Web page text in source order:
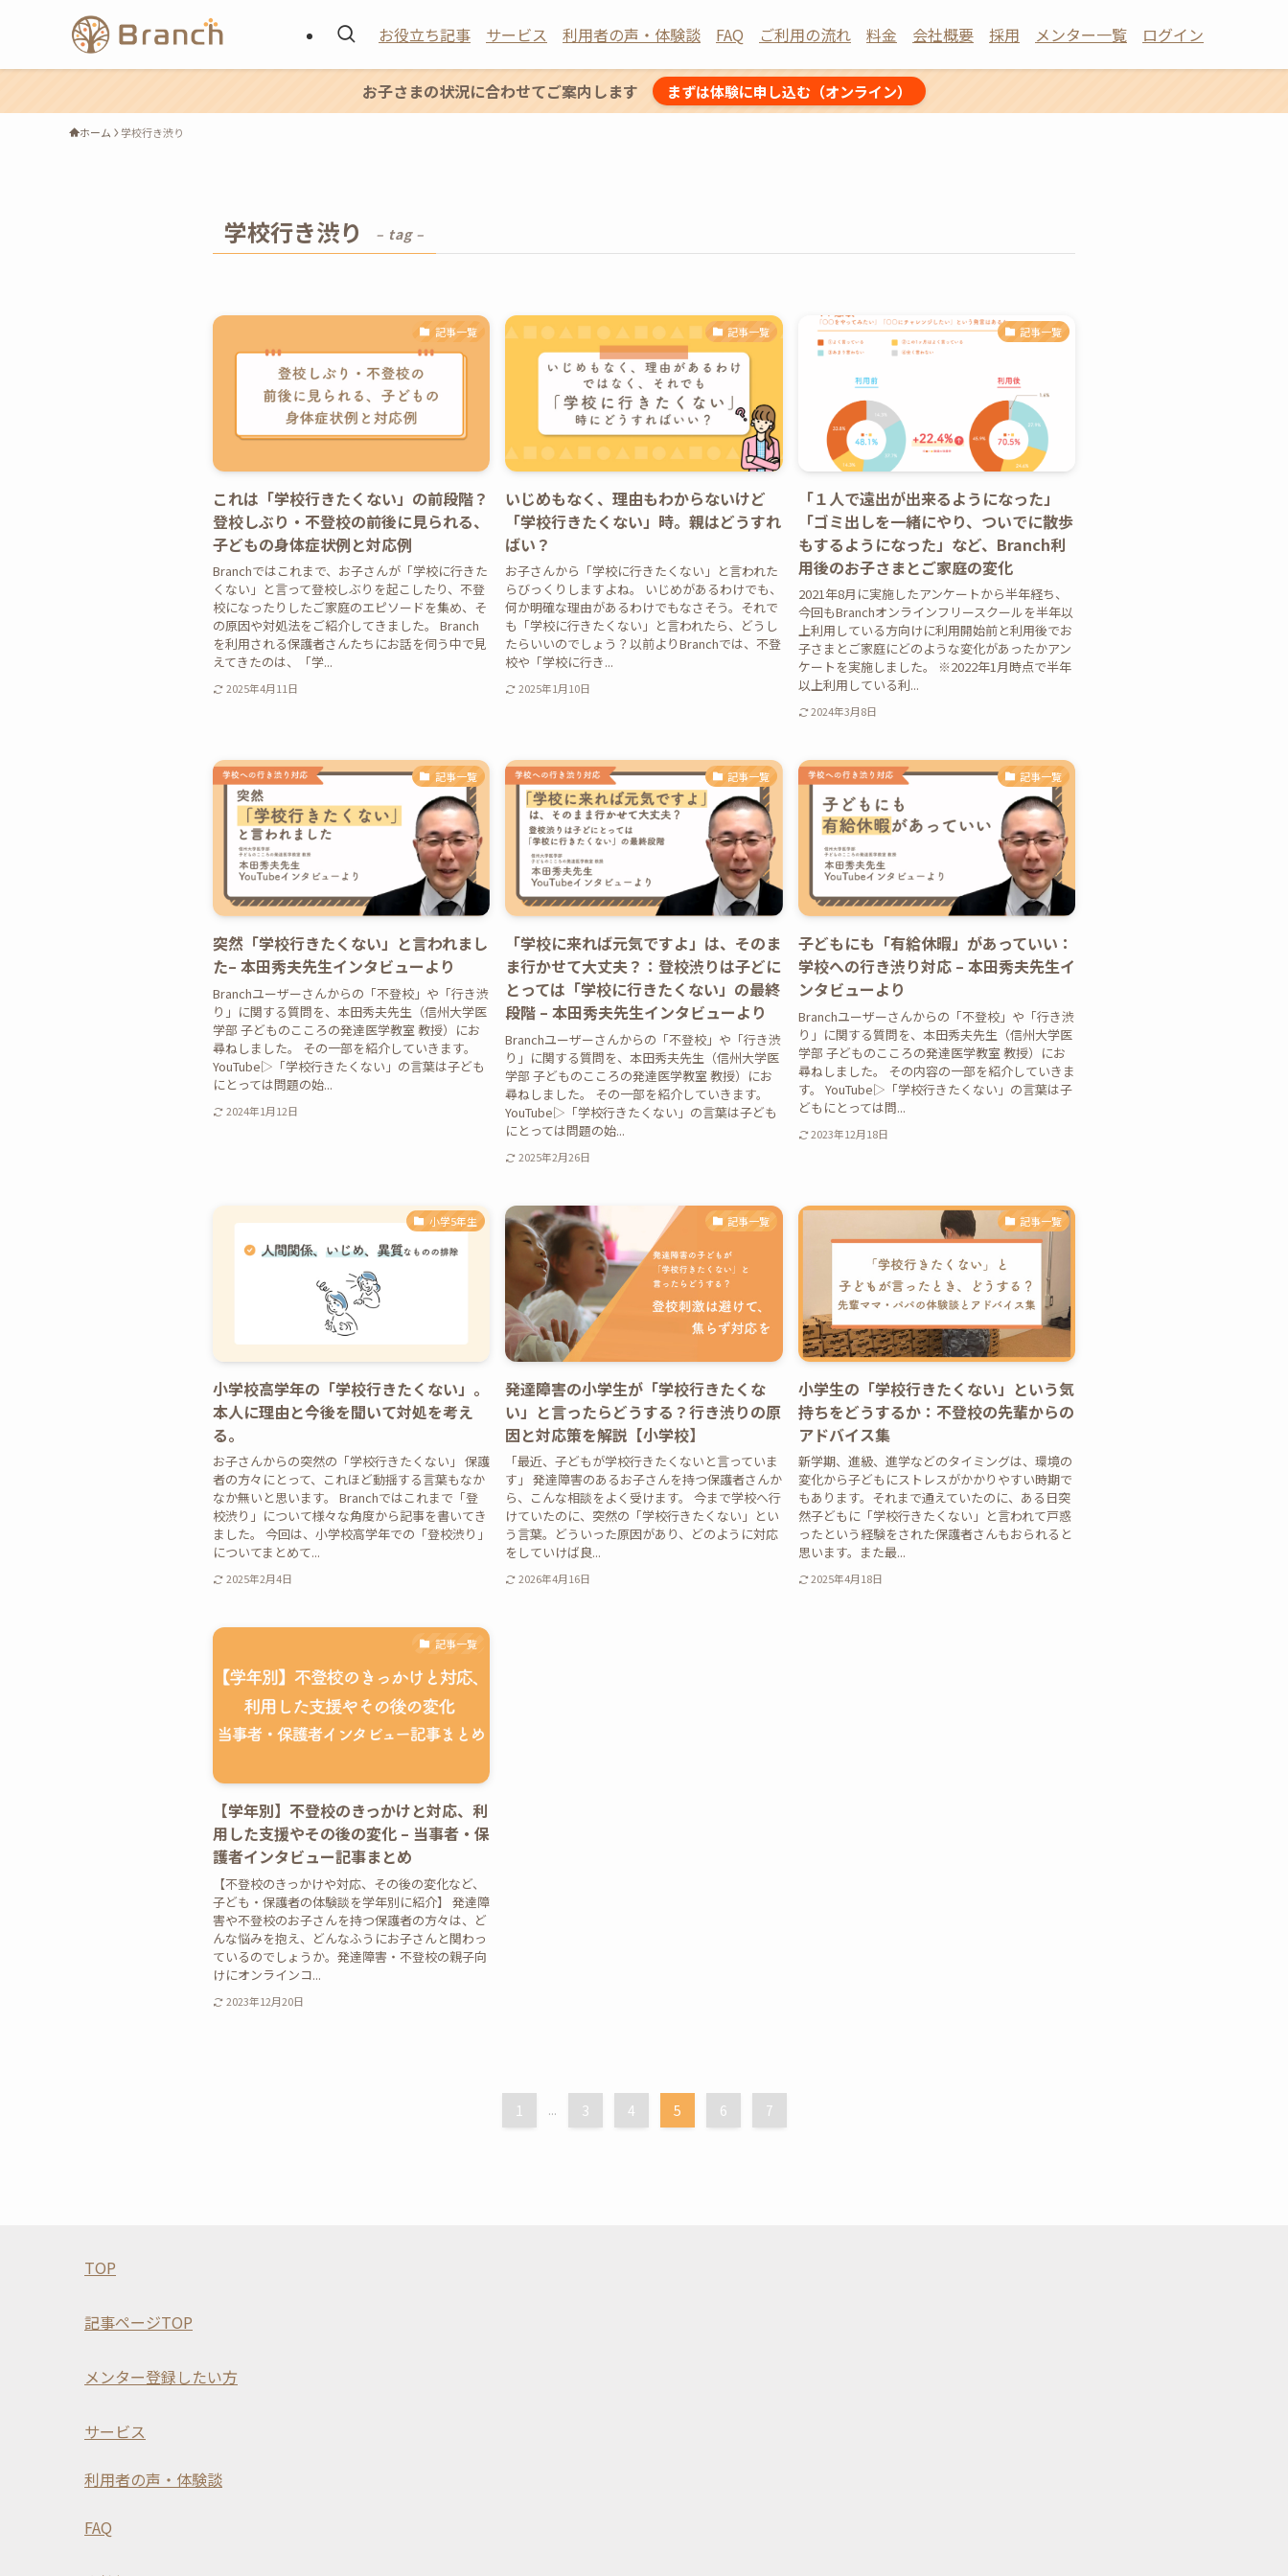
お役立ち記事 サービス 利用者の声・体験談 FAQ ご利用の流れ 料金 会社概要 採用 メンター一覧 ログイン
お子さまの状況に合わせてご案内します まずは体験に申し込む（オンライン）
ホーム 学校行き渋り
学校行き渋り – tag –
記事一覧
これは「学校行きたくない」の前段階？
登校しぶり・不登校の前後に見られる、
子どもの身体症状例と対応例
Branchではこれまで、お子さんが「学校に行きた
くない」と言って登校しぶりを起こしたり、不登
校になったりしたご家庭のエピソードを集め、そ
の原因や対処法をご紹介してきました。 Branch
を利用される保護者さんたちにお話を伺う中で見
えてきたのは、「学...
2025年4月11日
記事一覧
いじめもなく、理由もわからないけど
「学校行きたくない」時。親はどうすれ
ばい？
お子さんから「学校に行きたくない」と言われた
らびっくりしますよね。 いじめがあるわけでも、
何か明確な理由があるわけでもなさそう。それで
も「学校に行きたくない」と言われたら、どうし
たらいいのでしょう？以前よりBranchでは、不登
校や「学校に行き...
2025年1月10日
記事一覧
「１人で遠出が出来るようになった」
「ゴミ出しを一緒にやり、ついでに散歩
もするようになった」など、Branch利
用後のお子さまとご家庭の変化
2021年8月に実施したアンケートから半年経ち、
今回もBranchオンラインフリースクールを半年以
上利用している方向けに利用開始前と利用後でお
子さまとご家庭にどのような変化があったかアン
ケートを実施しました。 ※2022年1月時点で半年
以上利用している利...
2024年3月8日
記事一覧
突然「学校行きたくない」と言われまし
た– 本田秀夫先生インタビューより
Branchユーザーさんからの「不登校」や「行き渋
り」に関する質問を、本田秀夫先生（信州大学医
学部 子どものこころの発達医学教室 教授）にお
尋ねしました。 その一部を紹介していきます。
YouTube▷「学校行きたくない」の言葉は子ども
にとっては問題の始...
2024年1月12日
記事一覧
「学校に来れば元気ですよ」は、そのま
ま行かせて大丈夫？：登校渋りは子どに
とっては「学校に行きたくない」の最終
段階 – 本田秀夫先生インタビューより
Branchユーザーさんからの「不登校」や「行き渋
り」に関する質問を、本田秀夫先生（信州大学医
学部 子どものこころの発達医学教室 教授）にお
尋ねしました。 その一部を紹介していきます。
YouTube▷「学校行きたくない」の言葉は子ども
にとっては問題の始...
2025年2月26日
記事一覧
子どもにも「有給休暇」があっていい：
学校への行き渋り対応 – 本田秀夫先生イ
ンタビューより
Branchユーザーさんからの「不登校」や「行き渋
り」に関する質問を、本田秀夫先生（信州大学医
学部 子どものこころの発達医学教室 教授）にお
尋ねしました。 その内容の一部を紹介していきま
す。 YouTube▷「学校行きたくない」の言葉は子
どもにとっては問...
2023年12月18日
小学5年生
小学校高学年の「学校行きたくない」。
本人に理由と今後を聞いて対処を考え
る。
お子さんからの突然の「学校行きたくない」 保護
者の方々にとって、これほど動揺する言葉もなか
なか無いと思います。 Branchではこれまで「登
校渋り」について様々な角度から記事を書いてき
ました。 今回は、小学校高学年での「登校渋り」
についてまとめて...
2025年2月4日
記事一覧
発達障害の小学生が「学校行きたくな
い」と言ったらどうする？行き渋りの原
因と対応策を解説【小学校】
「最近、子どもが学校行きたくないと言っていま
す」 発達障害のあるお子さんを持つ保護者さんか
ら、こんな相談をよく受けます。 今まで学校へ行
けていたのに、突然の「学校行きたくない」とい
う言葉。どういった原因があり、どのように対応
をしていけば良...
2026年4月16日
記事一覧
小学生の「学校行きたくない」という気
持ちをどうするか：不登校の先輩からの
アドバイス集
新学期、進級、進学などのタイミングは、環境の
変化から子どもにストレスがかかりやすい時期で
もあります。それまで通えていたのに、ある日突
然子どもに「学校行きたくない」と言われて戸惑
ったという経験をされた保護者さんもおられると
思います。また最...
2025年4月18日
記事一覧
【学年別】不登校のきっかけと対応、利
用した支援やその後の変化 – 当事者・保
護者インタビュー記事まとめ
【不登校のきっかけや対応、その後の変化など、
子ども・保護者の体験談を学年別に紹介】 発達障
害や不登校のお子さんを持つ保護者の方々は、ど
んな悩みを抱え、どんなふうにお子さんと関わっ
ているのでしょうか。発達障害・不登校の親子向
けにオンラインコ...
2023年12月20日
1 ... 3 4 5 6 7
TOP
記事ページTOP
メンター登録したい方
サービス
利用者の声・体験談
FAQ